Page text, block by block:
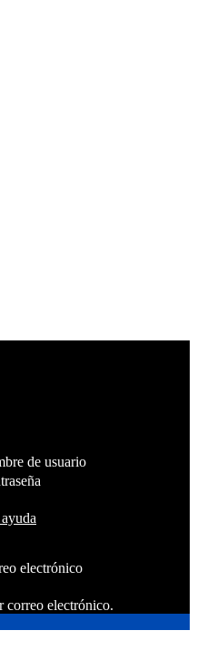
de usuario
electrónico
correo electrónico.